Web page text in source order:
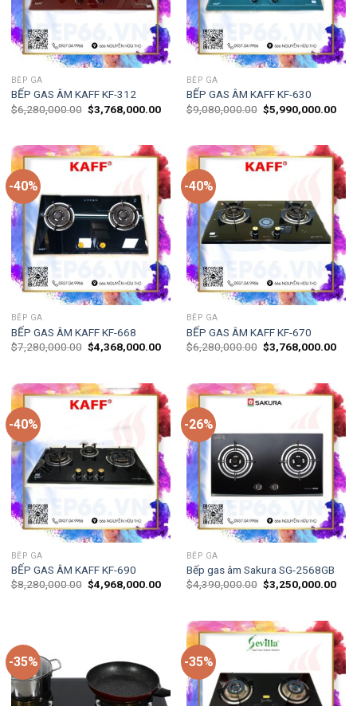
BẾP GA
BẾP GAS ÂM KAFF KF-312
$6,280,000.00 $3,768,000.00
BẾP GA
BẾP GAS ÂM KAFF KF-630
$9,080,000.00 $5,990,000.00
-40%
BẾP GA
BẾP GAS ÂM KAFF KF-668
$7,280,000.00 $4,368,000.00
-40%
BẾP GA
BẾP GAS ÂM KAFF KF-670
$6,280,000.00 $3,768,000.00
-40%
BẾP GA
BẾP GAS ÂM KAFF KF-690
$8,280,000.00 $4,968,000.00
-26%
BẾP GA
Bếp gas âm Sakura SG-2568GB
$4,390,000.00 $3,250,000.00
-35% -35%